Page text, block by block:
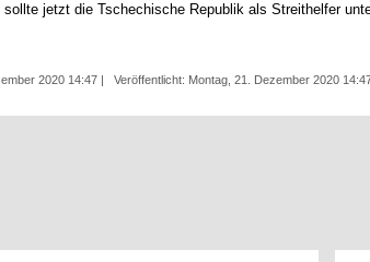
jetzt die Tschechische Republik als Streithelfer
2020 14:47 | Veröffentlicht: Montag, 21. Dezember 2020